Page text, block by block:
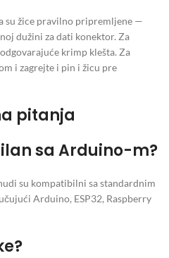
su žice pravilno pripremljene —
dužini za dati konektor. Za
krimp klešta. Za
i zagrejte i pin i žicu pre
pitanja
sa Arduino-m?
su kompatibilni sa standardnim
Arduino, ESP32, Raspberry